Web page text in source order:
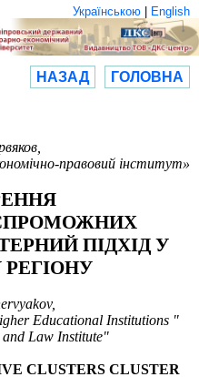
Українською English
НАЗАД ГОЛОВНА
правовий інститут»
ПІДХІД У
Educational Institutions "
Law Institute"
CLUSTERS CLUSTER